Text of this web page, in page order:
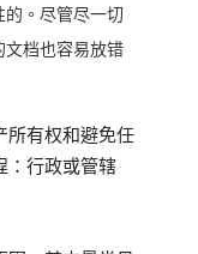
的。尽管尽一切
档也容易放错
所有权和避免任
：行政或管辖